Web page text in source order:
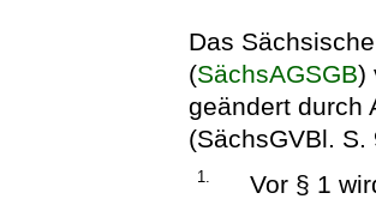
Das
(SächsAGSGB)
geändert durch
(SächsGVBl.
1. Vor § 1